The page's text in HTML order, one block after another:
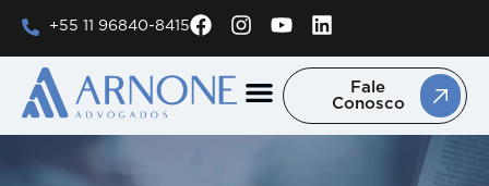
+55 11 96840-8415
Fale
Conosco